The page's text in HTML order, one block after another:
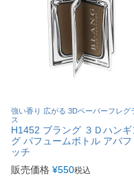
強い香り 広がる 3Dペーパーフレグ
ス
H1452 ブラング ３Ｄハンギ
グ パフュームボトル アバフ
ッチ
販売価格 ¥550税込